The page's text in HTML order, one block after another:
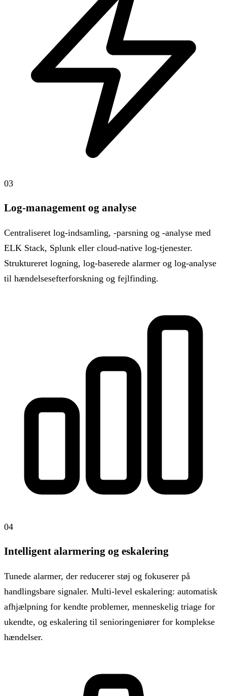
03
Log-management og analyse
Centraliseret log-indsamling, -parsning og -analyse med
ELK Stack, Splunk eller cloud-native log-tjenester.
Struktureret logning, log-baserede alarmer og log-analyse
til hændelsesefterforskning og fejlfinding.
04
Intelligent alarmering og eskalering
Tunede alarmer, der reducerer støj og fokuserer på
handlingsbare signaler. Multi-level eskalering: automatisk
afhjælpning for kendte problemer, menneskelig triage for
ukendte, og eskalering til senioringeniører for komplekse
hændelser.